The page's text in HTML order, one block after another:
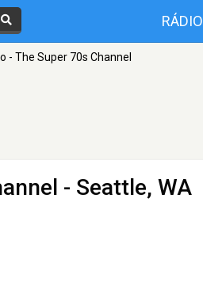
RÁDIO
- The Super 70s Channel
- Seattle, WA